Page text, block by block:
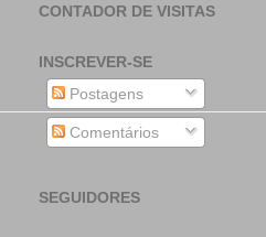
CONTADOR DE VISITAS
INSCREVER-SE
Postagens
Comentários
SEGUIDORES